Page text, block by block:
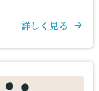
詳しく見る